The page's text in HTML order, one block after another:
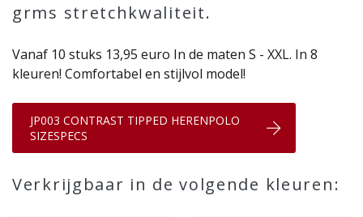
grms stretchkwaliteit.
Vanaf 10 stuks 13,95 euro In de maten S - XXL. In 8
kleuren! Comfortabel en stijlvol model!
JP003 CONTRAST TIPPED HERENPOLO
SIZESPECS
Verkrijgbaar in de volgende kleuren: